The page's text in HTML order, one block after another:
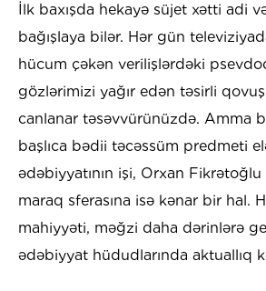
İlk baxışda hekayə süjet xətti adi
bağışlaya bilər. Hər gün
hücum çəkən verilişlərdəki
gözlərimizi yağır edən təsirli
canlanar təsəvvürünüzdə. Amma
başlıca bədii təcəssüm predmeti
ədəbiyyatının işi, Orxan Fikrətoğlu
maraq sferasına isə kənar bir hal.
mahiyyəti, məğzi daha dərinlərə
ədəbiyyat hüdudlarında aktuallıq